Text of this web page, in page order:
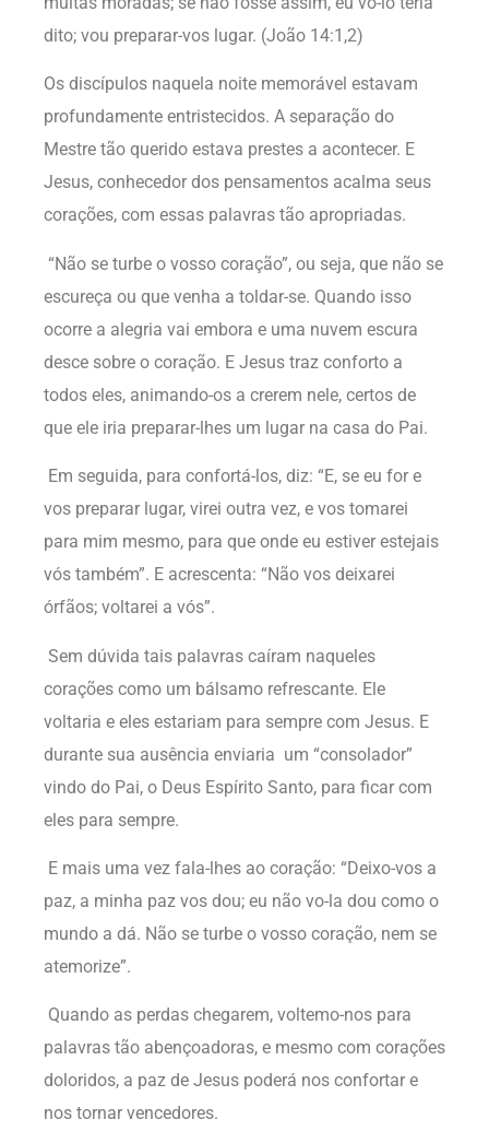
dito; vou preparar-vos lugar. (João 14:1,2)
Os discípulos naquela noite memorável estavam
profundamente entristecidos. A separação do
Mestre tão querido estava prestes a acontecer. E
Jesus, conhecedor dos pensamentos acalma seus
corações, com essas palavras tão apropriadas.
“Não se turbe o vosso coração”, ou seja, que não se
escureça ou que venha a toldar-se. Quando isso
ocorre a alegria vai embora e uma nuvem escura
desce sobre o coração. E Jesus traz conforto a
todos eles, animando-os a crerem nele, certos de
que ele iria preparar-lhes um lugar na casa do Pai.
Em seguida, para confortá-los, diz: “E, se eu for e
vos preparar lugar, virei outra vez, e vos tomarei
para mim mesmo, para que onde eu estiver estejais
vós também”. E acrescenta: “Não vos deixarei
órfãos; voltarei a vós”.
Sem dúvida tais palavras caíram naqueles
corações como um bálsamo refrescante. Ele
voltaria e eles estariam para sempre com Jesus. E
durante sua ausência enviaria um “consolador”
vindo do Pai, o Deus Espírito Santo, para ficar com
eles para sempre.
E mais uma vez fala-lhes ao coração: “Deixo-vos a
paz, a minha paz vos dou; eu não vo-la dou como o
mundo a dá. Não se turbe o vosso coração, nem se
atemorize”.
Quando as perdas chegarem, voltemo-nos para
palavras tão abençoadoras, e mesmo com corações
doloridos, a paz de Jesus poderá nos confortar e
nos tornar vencedores.